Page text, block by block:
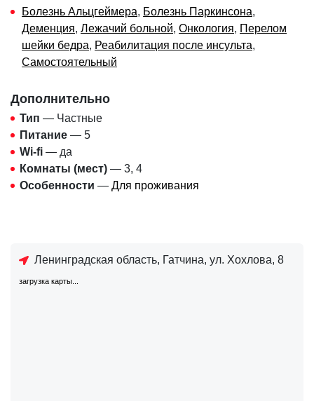
Болезнь Альцгеймера, Болезнь Паркинсона,
Деменция, Лежачий больной, Онкология, Перелом
шейки бедра, Реабилитация после инсульта,
Самостоятельный
Дополнительно
Тип — Частные
Питание — 5
Wi-fi — да
Комнаты (мест) — 3, 4
Особенности — Для проживания
Ленинградская область, Гатчина, ул. Хохлова, 8
загрузка карты...